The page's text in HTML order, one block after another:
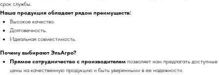
срок службы.
Наша продукция обладает рядом преимуществ:
Высокое качество.
Долговечность.
Идеальная совместимость.
Почему выбирают ЭльАгро?
Прямое сотрудничество с производителем позволяет нам предлагать доступные
цены на качественную продукцию и быть уверенными в ее надежности.